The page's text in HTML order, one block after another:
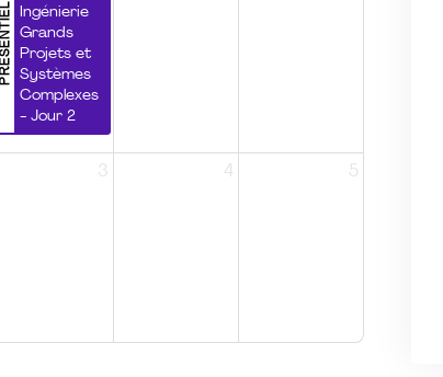
Ingénierie
Grands
Projets et
Systèmes
Complexes
- Jour 2
3 4 5